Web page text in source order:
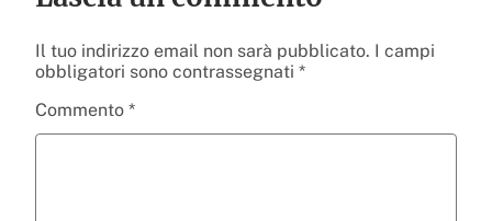
Il tuo indirizzo email non sarà pubblicato. I campi
obbligatori sono contrassegnati *
Commento *